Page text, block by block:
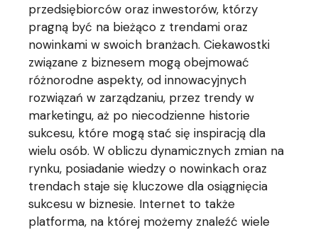
przedsiębiorców oraz inwestorów, którzy
pragną być na bieżąco z trendami oraz
nowinkami w swoich branżach. Ciekawostki
związane z biznesem mogą obejmować
różnorodne aspekty, od innowacyjnych
rozwiązań w zarządzaniu, przez trendy w
marketingu, aż po niecodzienne historie
sukcesu, które mogą stać się inspiracją dla
wielu osób. W obliczu dynamicznych zmian na
rynku, posiadanie wiedzy o nowinkach oraz
trendach staje się kluczowe dla osiągnięcia
sukcesu w biznesie. Internet to także
platforma, na której możemy znaleźć wiele